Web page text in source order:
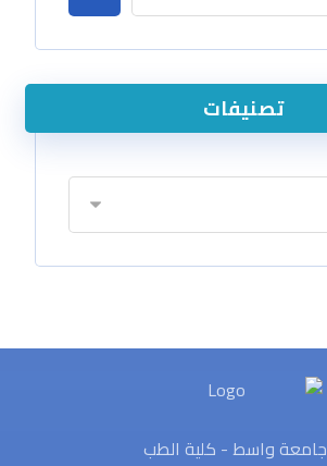
تصنيفات
جامعة واسط - كلية الطب